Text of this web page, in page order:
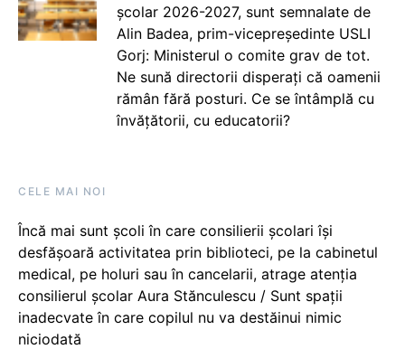
școlar 2026-2027, sunt semnalate de
Alin Badea, prim-vicepreședinte USLI
Gorj: Ministerul o comite grav de tot.
Ne sună directorii disperați că oamenii
rămân fără posturi. Ce se întâmplă cu
învățătorii, cu educatorii?
CELE MAI NOI
Încă mai sunt școli în care consilierii școlari își
desfășoară activitatea prin biblioteci, pe la cabinetul
medical, pe holuri sau în cancelarii, atrage atenția
consilierul școlar Aura Stănculescu / Sunt spații
inadecvate în care copilul nu va destăinui nimic
niciodată